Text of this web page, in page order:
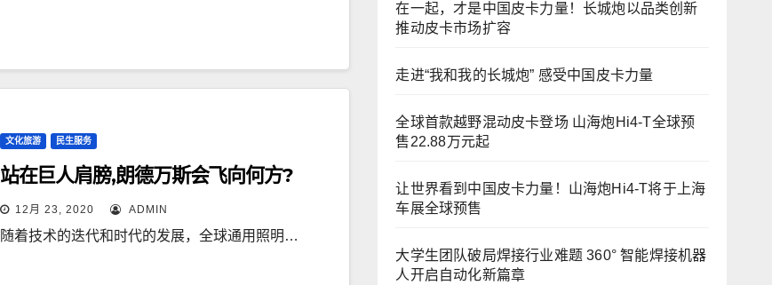
文化旅游 民生服务
站在巨人肩膀,朗德万斯会飞向何方?
12月 23, 2020 ADMIN
随着技术的迭代和时代的发展，全球通用照明…
在一起，才是中国皮卡力量！长城炮以品类创新
推动皮卡市场扩容
走进“我和我的长城炮” 感受中国皮卡力量
全球首款越野混动皮卡登场 山海炮Hi4-T全球预
售22.88万元起
让世界看到中国皮卡力量！山海炮Hi4-T将于上海
车展全球预售
大学生团队破局焊接行业难题 360° 智能焊接机器
人开启自动化新篇章